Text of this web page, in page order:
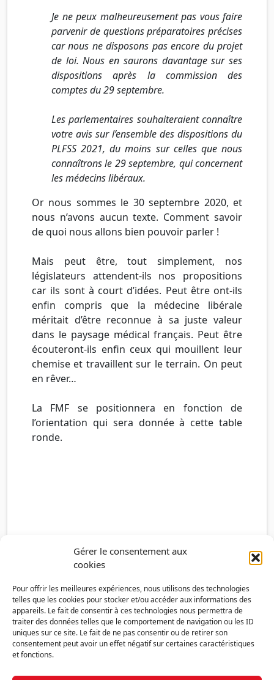
Gérer le consentement aux
cookies
Pour offrir les meilleures expériences, nous utilisons des technologies
telles que les cookies pour stocker et/ou accéder aux informations des
appareils. Le fait de consentir à ces technologies nous permettra de
traiter des données telles que le comportement de navigation ou les ID
uniques sur ce site. Le fait de ne pas consentir ou de retirer son
consentement peut avoir un effet négatif sur certaines caractéristiques
et fonctions.
Je ne peux malheureusement pas vous faire
parvenir de questions préparatoires précises
car nous ne disposons pas encore du projet
de loi. Nous en saurons davantage sur ses
dispositions après la commission des
comptes du 29 septembre.
Les parlementaires souhaiteraient connaître
votre avis sur l’ensemble des dispositions du
PLFSS 2021, du moins sur celles que nous
connaîtrons le 29 septembre, qui concernent
les médecins libéraux.
Or nous sommes le 30 septembre 2020, et
nous n’avons aucun texte. Comment savoir
de quoi nous allons bien pouvoir parler !
Mais peut être, tout simplement, nos
législateurs attendent-ils nos propositions
car ils sont à court d’idées. Peut être ont-ils
enfin compris que la médecine libérale
méritait d’être reconnue à sa juste valeur
dans le paysage médical français. Peut être
écouteront-ils enfin ceux qui mouillent leur
chemise et travaillent sur le terrain. On peut
en rêver…
La FMF se positionnera en fonction de
l’orientation qui sera donnée à cette table
ronde.